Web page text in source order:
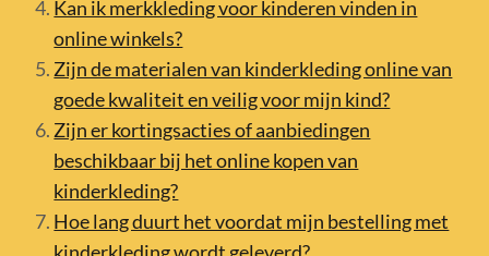
Kan ik merkkleding voor kinderen vinden in
online winkels?
Zijn de materialen van kinderkleding online van
goede kwaliteit en veilig voor mijn kind?
Zijn er kortingsacties of aanbiedingen
beschikbaar bij het online kopen van
kinderkleding?
Hoe lang duurt het voordat mijn bestelling met